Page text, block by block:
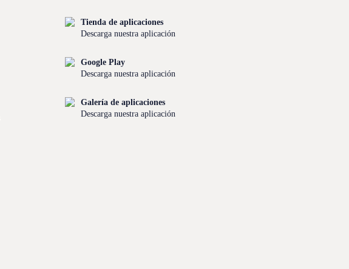
Tienda de aplicaciones
Descarga nuestra aplicación
Google Play
Descarga nuestra aplicación
Galería de aplicaciones
Descarga nuestra aplicación